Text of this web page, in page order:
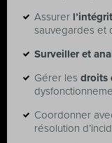
Assurer
sauvegardes et
Surveiller et
Gérer les droits
Coordonner
résolution